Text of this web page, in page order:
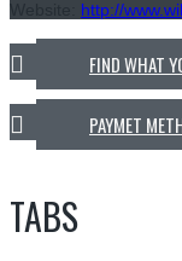
http://
FIND WHAT
PAYMET
TABS